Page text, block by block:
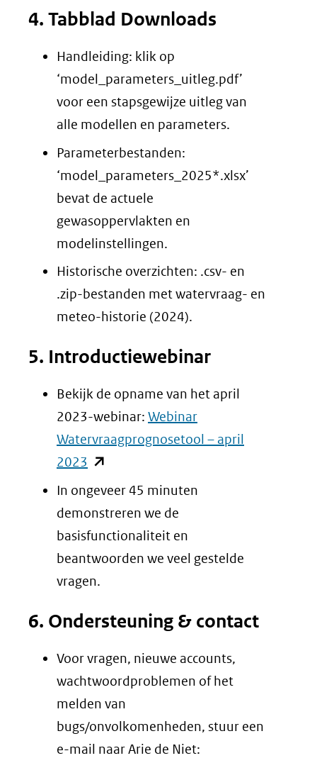
website)
4. Tabblad Downloads
Handleiding: klik op
‘model_parameters_uitleg.pdf’
voor een stapsgewijze uitleg van
alle modellen en parameters.
Parameterbestanden:
‘model_parameters_2025*.xlsx’
bevat de actuele
gewasoppervlakten en
modelinstellingen.
Historische overzichten: .csv- en
.zip-bestanden met watervraag- en
meteo-historie (2024).
5. Introductiewebinar
Bekijk de opname van het april
2023-webinar: Webinar
Watervraagprognosetool – april
2023 (opent
in
nieuw
venster)
(verwijst
naar
andere
In ongeveer 45 minuten
demonstreren we de
basisfunctionaliteit en
beantwoorden we veel gestelde
vragen.
6. Ondersteuning & contact
Voor vragen, nieuwe accounts,
wachtwoordproblemen of het
melden van
bugs/onvolkomenheden, stuur een
e-mail naar Arie de Niet: